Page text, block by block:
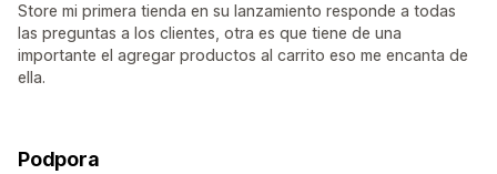
Store mi primera tienda en su lanzamiento responde a todas
las preguntas a los clientes, otra es que tiene de una
importante el agregar productos al carrito eso me encanta de
ella.
Podpora